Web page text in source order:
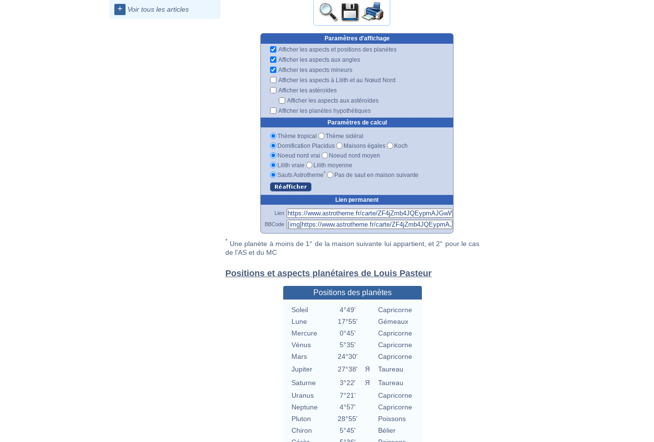
+ Voir tous les articles
Paramètres d'affichage
Afficher les aspects et positions des planètes
Afficher les aspects aux angles
Afficher les aspects mineurs
Afficher les aspects à Lilith et au Nœud Nord
Afficher les astéroïdes
Afficher les aspects aux astéroïdes
Afficher les planètes hypothétiques
Paramètres de calcul
Thème tropical
Thème sidéral
Domification Placidus
Maisons égales
Koch
Noeud nord vrai
Noeud nord moyen
Lilith vraie
Lilith moyenne
Sauts Astrotheme* Pas de saut en maison suivante
Lien permanent
Lien
BBCode
* Une planète à moins de 1° de la maison suivante lui appartient, et 2° pour le cas
de l'AS et du MC
Positions et aspects planétaires de Louis Pasteur
Positions des planètes
Soleil 4°49'
Capricorne
Lune
17°55'
Gémeaux
Mercure
0°45'
Capricorne
Vénus
5°35'
Capricorne
Mars
24°30'
Capricorne
Jupiter
27°38' Я
Taureau
Saturne
3°22' Я
Taureau
Uranus
7°21'
Capricorne
Neptune
4°57'
Capricorne
Pluton
28°55'
Poissons
Chiron
5°45'
Bélier